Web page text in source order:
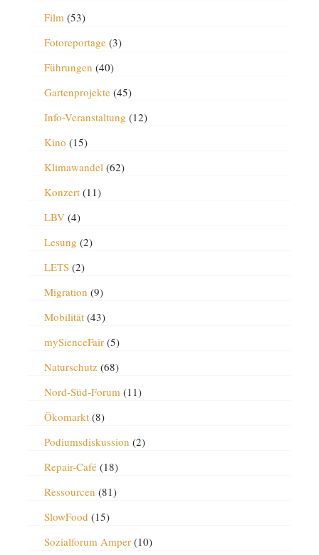
Film(53)
Fotoreportage(3)
Führungen (40)
Gartenprojekte(45)
Info-Veranstaltung (12)
Kino (15)
Klimawandel(62)
Konzert(11)
LBV(4)
Lesung (2)
LETS(2)
Migration (9)
Mobilität(43)
mySienceFair(5)
Naturschutz(68)
Nord-Süd-Forum(11)
Ökomarkt(8)
Podiumsdiskussion (2)
Repair-Café(18)
Ressourcen (81)
SlowFood (15)
Sozialforum Amper(10)